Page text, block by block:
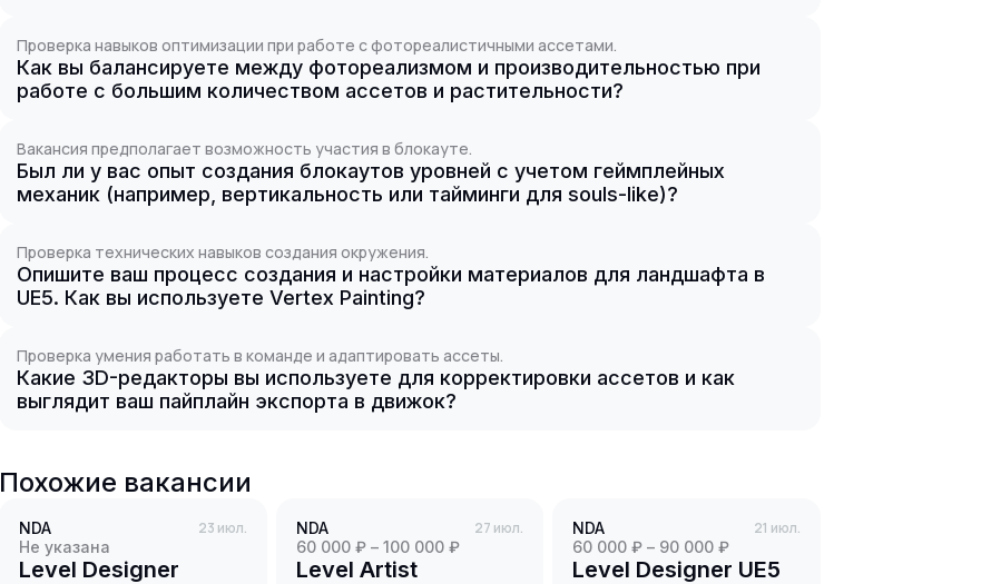
Проверка навыков оптимизации при работе с фотореалистичными ассетами.
Как вы балансируете между фотореализмом и производительностью при
работе с большим количеством ассетов и растительности?
Вакансия предполагает возможность участия в блокауте.
Был ли у вас опыт создания блокаутов уровней с учетом геймплейных
механик (например, вертикальность или тайминги для souls-like)?
Проверка технических навыков создания окружения.
Опишите ваш процесс создания и настройки материалов для ландшафта в
UE5. Как вы используете Vertex Painting?
Проверка умения работать в команде и адаптировать ассеты.
Какие 3D-редакторы вы используете для корректировки ассетов и как
выглядит ваш пайплайн экспорта в движок?
Похожие вакансии
NDA
23 июл.
Не указана
Level Designer
NDA
27 июл.
60 000 ₽ – 100 000 ₽
Level Artist
NDA
21 июл.
60 000 ₽ – 90 000 ₽
Level Designer UE5